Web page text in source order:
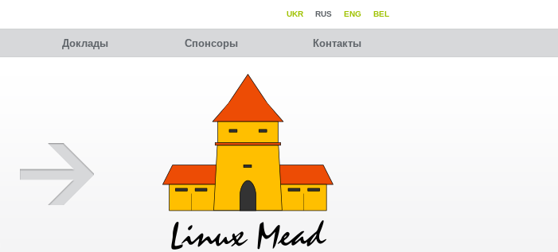
BEL
ENG
RUS
UKR
Доклады Спонсоры Контакты